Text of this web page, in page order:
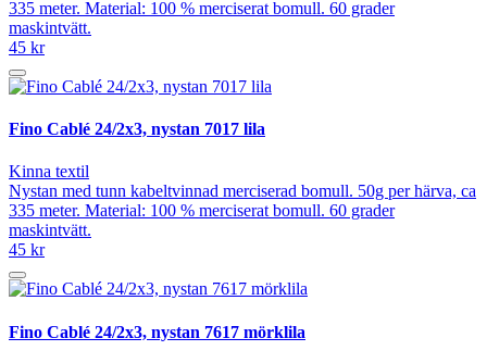
335 meter. Material: 100 % merciserat bomull. 60 grader
maskintvätt.
45 kr
Fino Cablé 24/2x3, nystan 7017 lila
Kinna textil
Nystan med tunn kabeltvinnad merciserad bomull. 50g per härva, ca
335 meter. Material: 100 % merciserat bomull. 60 grader
maskintvätt.
45 kr
Fino Cablé 24/2x3, nystan 7617 mörklila